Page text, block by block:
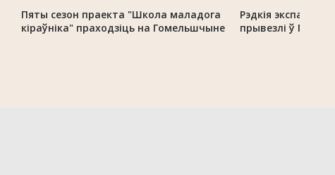
Пяты сезон праекта "Школа маладога
кіраўніка" праходзіць на Гомельшчыне
Рэдкія экспанаты
прывезлі ў Гомель